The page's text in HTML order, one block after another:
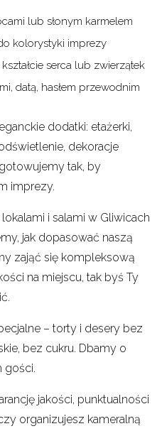
lub słonym karmelem
kolorystyki imprezy
serca lub zwierzątek
datą, hasłem przewodnim
dodatki: etażerki,
dekoracje
tak, by
imprezy.
i salami w Gliwicach
jak dopasować naszą
zająć się kompleksową
na miejscu, tak byś Ty
– torty i desery bez
bez cukru. Dbamy o
gości.
jakości, punktualności
organizujesz kameralną